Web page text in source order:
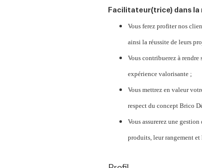
Facilitateur(trice) dans la
Vous ferez profiter nos
ainsi la réussite de leurs
Vous contribuerez à
expérience valorisante ;
Vous mettrez en valeur
respect du concept Brico
Vous assurerez une
produits, leur rangement